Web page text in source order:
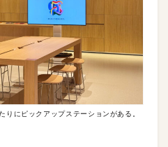
りにピックアップステーションがある。